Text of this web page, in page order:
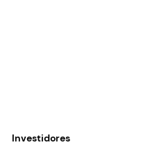
Investidores